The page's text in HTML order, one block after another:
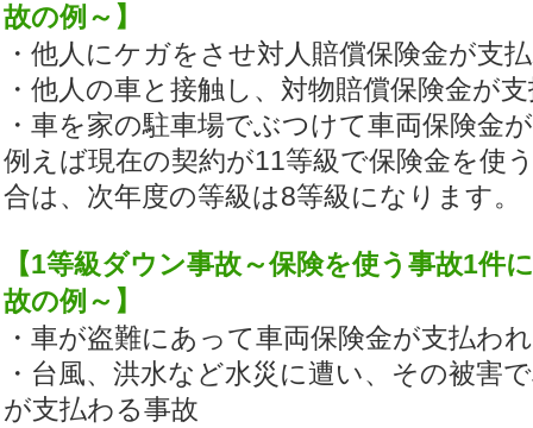
故の例～】
・他人にケガをさせ対人賠償保険金が支
・他人の車と接触し、対物賠償保険金が
・車を家の駐車場でぶつけて車両保険金
例えば現在の契約が11等級で保険金を使
合は、次年度の等級は8等級になります。
【1等級ダウン事故～保険を使う事故1件
故の例～】
・車が盗難にあって車両保険金が支払わ
・台風、洪水など水災に遭い、その被害
が支払わる事故